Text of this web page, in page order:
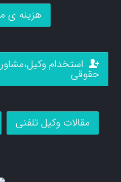
هزینه ی
استخدام
حقوقی
مقالات وکیل تلفنی